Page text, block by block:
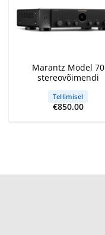
Marantz Model 70
stereovõimendi
Tellimisel
€850.00